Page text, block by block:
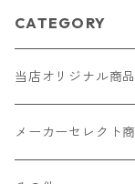
CATEGORY
当店オリジナル商品
レザー（革）
メーカーセレクト